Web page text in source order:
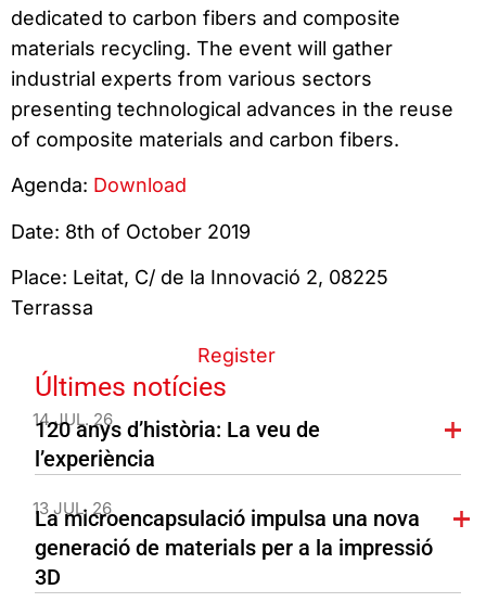
dedicated to carbon fibers and composite
materials recycling. The event will gather
industrial experts from various sectors
presenting technological advances in the reuse
of composite materials and carbon fibers.
Agenda: Download
Date: 8th of October 2019
Place: Leitat, C/ de la Innovació 2, 08225
Terrassa
Register
Últimes notícies
14 JUL. 26
120 anys d’història: La veu de
l’experiència
13 JUL. 26
La microencapsulació impulsa una nova
generació de materials per a la impressió
3D